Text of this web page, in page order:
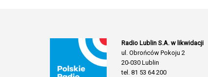
Radio Lublin S.A. w likwidacji
ul. Obrońców Pokoju 2
20-030 Lublin
tel. 81 53 64 200